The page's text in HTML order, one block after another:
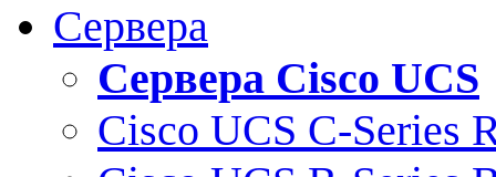
Сервера
Сервера Cisco UCS
Cisco UCS C-Series